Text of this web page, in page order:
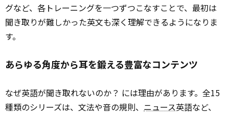
グなど、各トレーニングを一つずつこなすことで、最初は
聞き取りが難しかった英文も深く理解できるようになりま
す。
あらゆる角度から耳を鍛える豊富なコンテンツ
なぜ英語が聞き取れないのか？ には理由があります。全15
種類のシリーズは、文法や音の規則、 ニュース英語など、